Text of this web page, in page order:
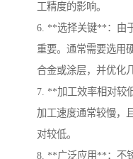
工精度的影响。
6. **选择关键**：由
重要。通常需要选用
合金或涂层，并优化
7. **加工效率相对较
加工速度通常较慢，
对较低。
8. **广泛应用**：不